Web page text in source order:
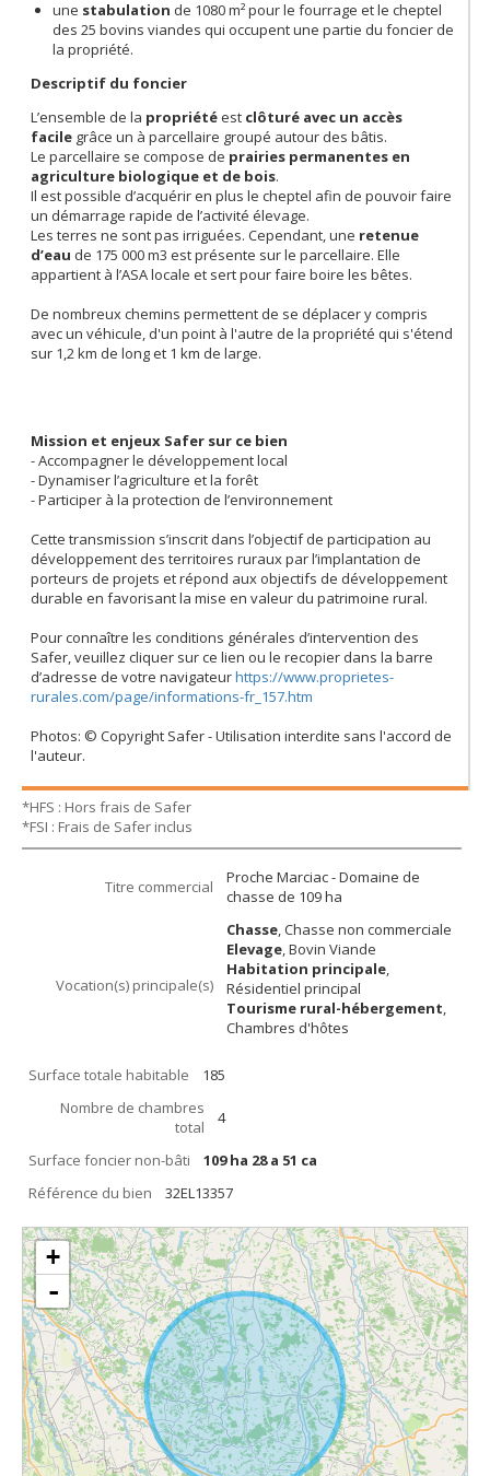
une stabulation de 1080 m²pour le fourrage et le cheptel
des 25 bovins viandes qui occupent une partie du foncier de
la propriété.
Descriptif du foncier
L’ensemble de la propriétéest clôturé avec un accès
facile grâce un à parcellaire groupé autour des bâtis.
Le parcellaire se compose de prairies permanentes en
agriculture biologique et de bois.
Il est possible d’acquérir en plus le cheptel afin de pouvoir faire
un démarrage rapide de l’activité élevage.
Les terres ne sont pas irriguées. Cependant, une retenue
d’eau de 175 000 m3 est présente sur le parcellaire. Elle
appartient à l’ASA locale et sert pour faire boire les bêtes.
De nombreux chemins permettent de se déplacer y compris
avec un véhicule, d'un point à l'autre de la propriété qui s'étend
sur 1,2 km de long et 1 km de large.
Mission et enjeux Safer sur ce bien
- Accompagner le développement local
- Dynamiser l’agriculture et la forêt
- Participer à la protection de l’environnement
Cette transmission s’inscrit dans l’objectif de participation au
développement des territoires ruraux par l’implantation de
porteurs de projets et répond aux objectifs de développement
durable en favorisant la mise en valeur du patrimoine rural.
Pour connaître les conditions générales d’intervention des
Safer, veuillez cliquer sur ce lien ou le recopier dans la barre
d’adresse de votre navigateurhttps://www.proprietes-
rurales.com/page/informations-fr_157.htm
Photos: © Copyright Safer - Utilisation interdite sans l'accord de
l'auteur.
*HFS : Hors frais de Safer
*FSI : Frais de Safer inclus
Titre commercial
Proche Marciac - Domaine de
chasse de 109 ha
Vocation(s) principale(s)
Chasse, Chasse non commerciale
Elevage, Bovin Viande
Habitation principale,
Résidentiel principal
Tourisme rural-hébergement,
Chambres d'hôtes
Surface totale habitable
185
Nombre de chambres
total
4
Surface foncier non-bâti
109 ha 28 a 51 ca
Référence du bien
32EL13357
+
-